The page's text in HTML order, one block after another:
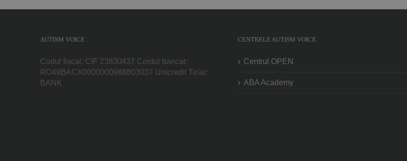
AUTISM VOICE
Codul fiscal: CIF 23830437 Contul bancar:
RO49BACX0000000968803037 Unicredit Tiriac
BANK
CENTRELE AUTISM VOICE
Centrul OPEN
ABA Academy